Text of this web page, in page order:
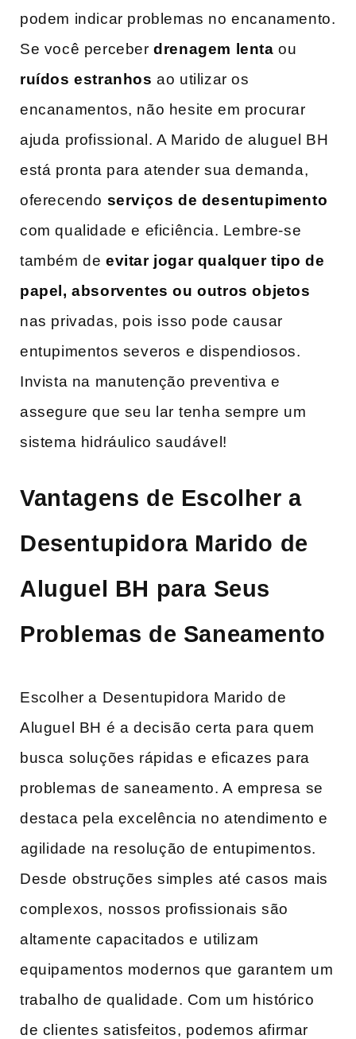
podem indicar problemas no encanamento.
Se você perceberdrenagem lenta ou​
ruídos estranhos ‌ao utilizar os
encanamentos, não hesite em procurar
ajuda profissional. A Marido de aluguel BH
está pronta para atender sua demanda,
oferecendo serviços de desentupimento
com qualidade e eficiência. Lembre-se
também de evitar jogar qualquer tipo de ​
papel, absorventes ou outros objetos
nas privadas, pois isso pode causar
entupimentos severos e dispendiosos.
Invista na manutenção preventiva e
assegure que seu lar ⁤tenha‌ sempre um
sistema hidráulico saudável!
Vantagens de Escolher a
Desentupidora Marido de
Aluguel BH para‍ Seus
Problemas de ​Saneamento
Escolher a Desentupidora Marido de
Aluguel BH é a decisão certa para quem
busca ​soluções rápidas e eficazes para
problemas‌ de saneamento. A ⁣empresa‍ se
destaca pela excelência no atendimento e
⁢agilidade na resolução de entupimentos.
Desde obstruções‍ simples ⁢até casos mais⁣
complexos, nossos profissionais são
altamente capacitados e ⁤utilizam
equipamentos modernos que‍ garantem um
trabalho de qualidade. Com um histórico‍
de clientes satisfeitos, podemos afirmar